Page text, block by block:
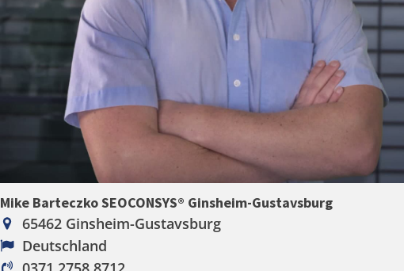
Mike Barteczko SEOCONSYS® Ginsheim-Gustavsburg
65462 Ginsheim-Gustavsburg
Deutschland